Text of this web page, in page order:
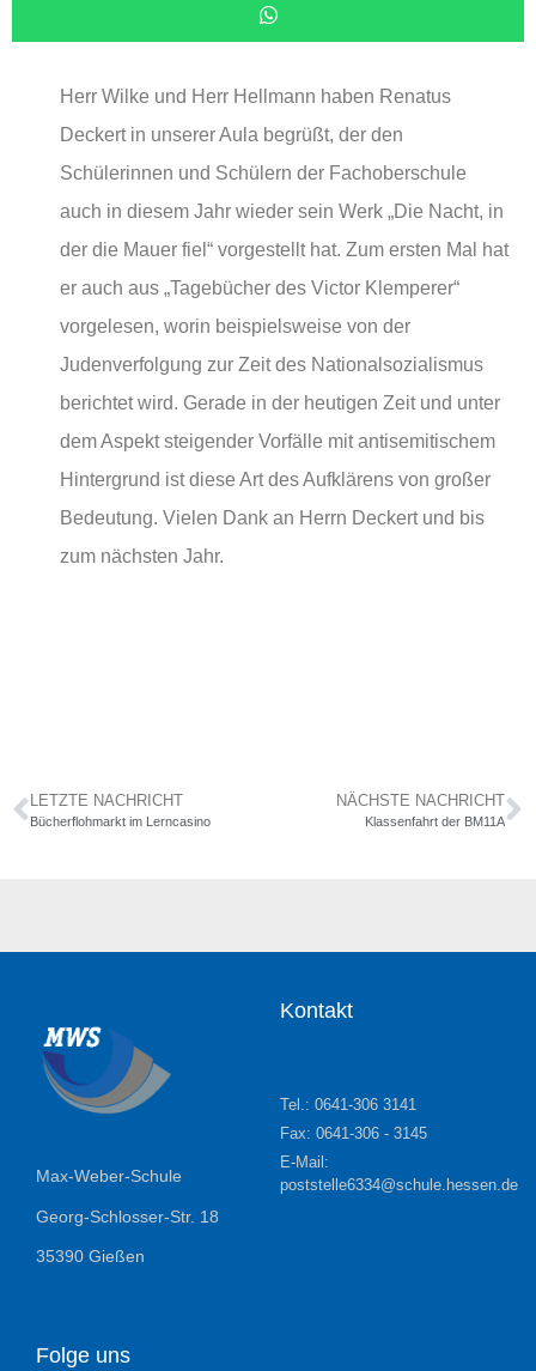
Herr Wilke und Herr Hellmann haben Renatus
Deckert in unserer Aula begrüßt, der den
Schülerinnen und Schülern der Fachoberschule
auch in diesem Jahr wieder sein Werk „Die Nacht, in
der die Mauer fiel“ vorgestellt hat. Zum ersten Mal hat
er auch aus „Tagebücher des Victor Klemperer“
vorgelesen, worin beispielsweise von der
Judenverfolgung zur Zeit des Nationalsozialismus
berichtet wird. Gerade in der heutigen Zeit und unter
dem Aspekt steigender Vorfälle mit antisemitischem
Hintergrund ist diese Art des Aufklärens von großer
Bedeutung. Vielen Dank an Herrn Deckert und bis
zum nächsten Jahr.
LETZTE NACHRICHT
Bücherflohmarkt im Lerncasino
NÄCHSTE NACHRICHT
Klassenfahrt der BM11A
Max-Weber-Schule
Georg-Schlosser-Str. 18
35390 Gießen
Kontakt
Tel.: 0641-306 3141
Fax: 0641-306 - 3145
E-Mail:
poststelle6334@schule.hessen.de
Folge uns